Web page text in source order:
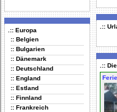
.:: Europa
:: Belgien
:: Bulgarien
:: Dänemark
:: Deutschland
:: England
:: Estland
:: Finnland
:: Frankreich
.::
.::